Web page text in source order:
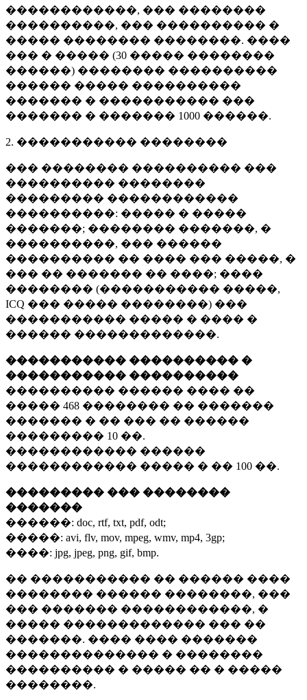
������������, ��� ��������
����������, ��� ���������� �
����� �������� ��������. ����
��� � ����� (30 ����� ��������
������) �������� ����������
������ ����� ����������
������� � ����������� ���
������� � ������� 1000 ������.
2. ����������� ��������
��� �������� ���������� ���
���������� ��������
��������� ������������
����������: ����� � �����
�������; �������� �������, �
����������, ��� ������
���������� �� ���� ��� �����, �
��� �� ������� �� ����; ����
�������� (����������� �����,
ICQ ��� ����� ��������) ���
����������� ����� � ���� �
������ �������������.
����������� ���������� �
����������� ����������
���������� ������ ���� ��
����� 468 �������� �� �������
������� � �� ��� �� ������
��������� 10 ��.
������������ ������
������������ ����� � �� 100 ��.
��������� ��� ��������
�������
������: doc, rtf, txt, pdf, odt;
�����: avi, flv, mov, mpeg, wmv, mp4, 3gp;
����: jpg, jpeg, png, gif, bmp.
�� ����������� �� ������ ����
�������� ������ ��������, ���
��� ������� ������������, �
����� ������������� ��� ��
�������. ���� ���� �������
�������������� � ��������
���������� � ����� �� � �����
��������.